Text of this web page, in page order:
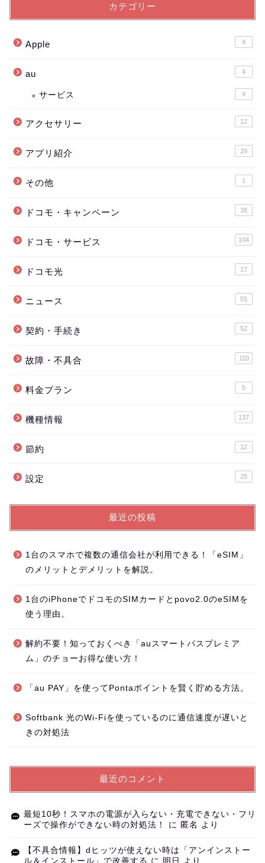
カテゴリー
Apple 4
au 4
サービス 4
アクセサリー 12
アプリ紹介 29
その他 1
ドコモ・キャンペーン 38
ドコモ・サービス 104
ドコモ光 17
ニュース 55
契約・手続き 52
故障・不具合 110
料金プラン 5
機種情報 137
節約 12
設定 25
最近の投稿
1台のスマホで複数の通信会社が利用できる！「eSIM」
のメリットとデメリットを解説。
1台のiPhoneでドコモのSIMカードとpovo2.0のeSIMを
使う理由。
解約不要！知っておくべき「auスマートパスプレミア
ム」のチョーお得な使い方！
「au PAY」を使ってPontaポイントを賢く貯める方法。
Softbank 光のWi-Fiを使っているのに通信速度が遅いと
きの対処法
最近のコメント
最短10秒！スマホの電源が入らない・充電できない・フリ
ーズで操作ができない時の対処法！
に 匿名 より
【不具合情報】dヒッツが使えない時は「アンインストー
ル＆インストール」で改善する に 明日 より